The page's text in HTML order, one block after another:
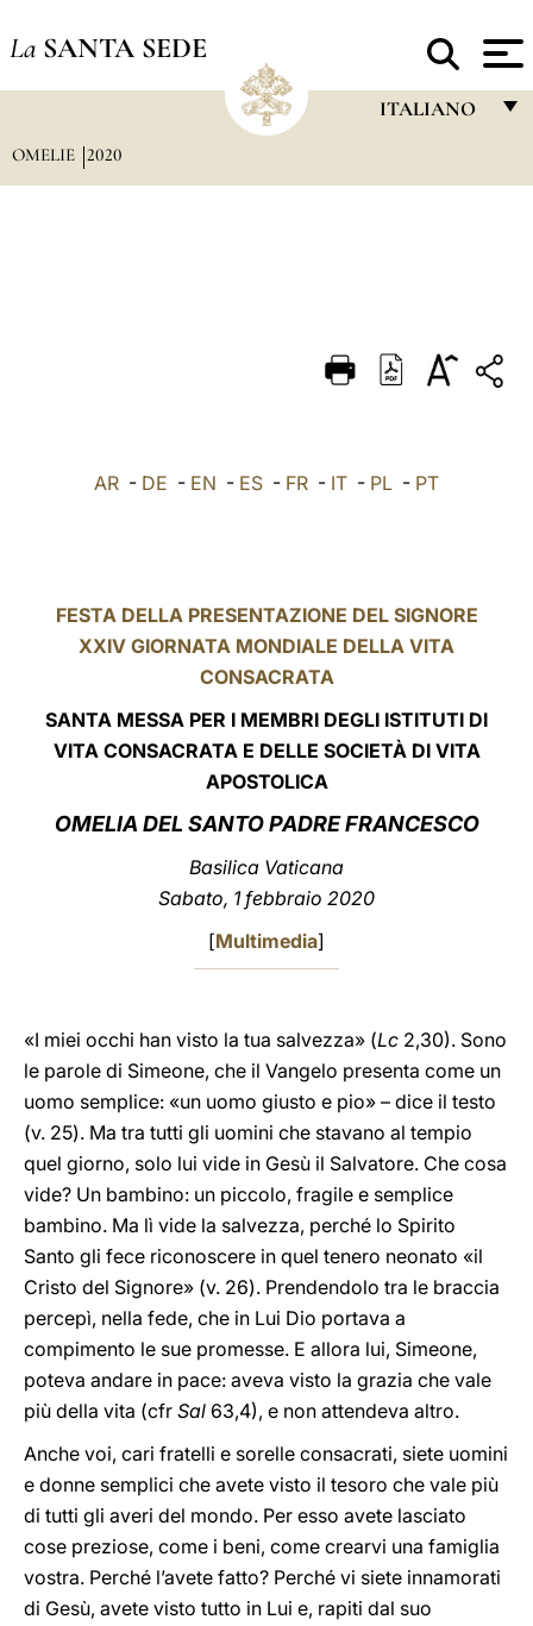
La SANTA SEDE
ITALIANO
DEUTSCH
العربيّة
OMELIE 2020
AR - DE - EN - ES - FR - IT - PL - PT
FESTA DELLA PRESENTAZIONE DEL SIGNORE
XXIV GIORNATA MONDIALE DELLA VITA
CONSACRATA
SANTA MESSA PER I MEMBRI DEGLI ISTITUTI DI
VITA CONSACRATA E DELLE SOCIETÀ DI VITA
APOSTOLICA
OMELIA DEL SANTO PADRE FRANCESCO
Basilica Vaticana
Sabato, 1 febbraio 2020
[Multimedia]
«I miei occhi han visto la tua salvezza» (Lc 2,30). Sono
le parole di Simeone, che il Vangelo presenta come un
uomo semplice: «un uomo giusto e pio» – dice il testo
(v. 25). Ma tra tutti gli uomini che stavano al tempio
quel giorno, solo lui vide in Gesù il Salvatore. Che cosa
vide? Un bambino: un piccolo, fragile e semplice
bambino. Ma lì vide la salvezza, perché lo Spirito
Santo gli fece riconoscere in quel tenero neonato «il
Cristo del Signore» (v. 26). Prendendolo tra le braccia
percepì, nella fede, che in Lui Dio portava a
compimento le sue promesse. E allora lui, Simeone,
poteva andare in pace: aveva visto la grazia che vale
più della vita (cfr Sal 63,4), e non attendeva altro.
Anche voi, cari fratelli e sorelle consacrati, siete uomini
e donne semplici che avete visto il tesoro che vale più
di tutti gli averi del mondo. Per esso avete lasciato
cose preziose, come i beni, come crearvi una famiglia
vostra. Perché l’avete fatto? Perché vi siete innamorati
di Gesù, avete visto tutto in Lui e, rapiti dal suo